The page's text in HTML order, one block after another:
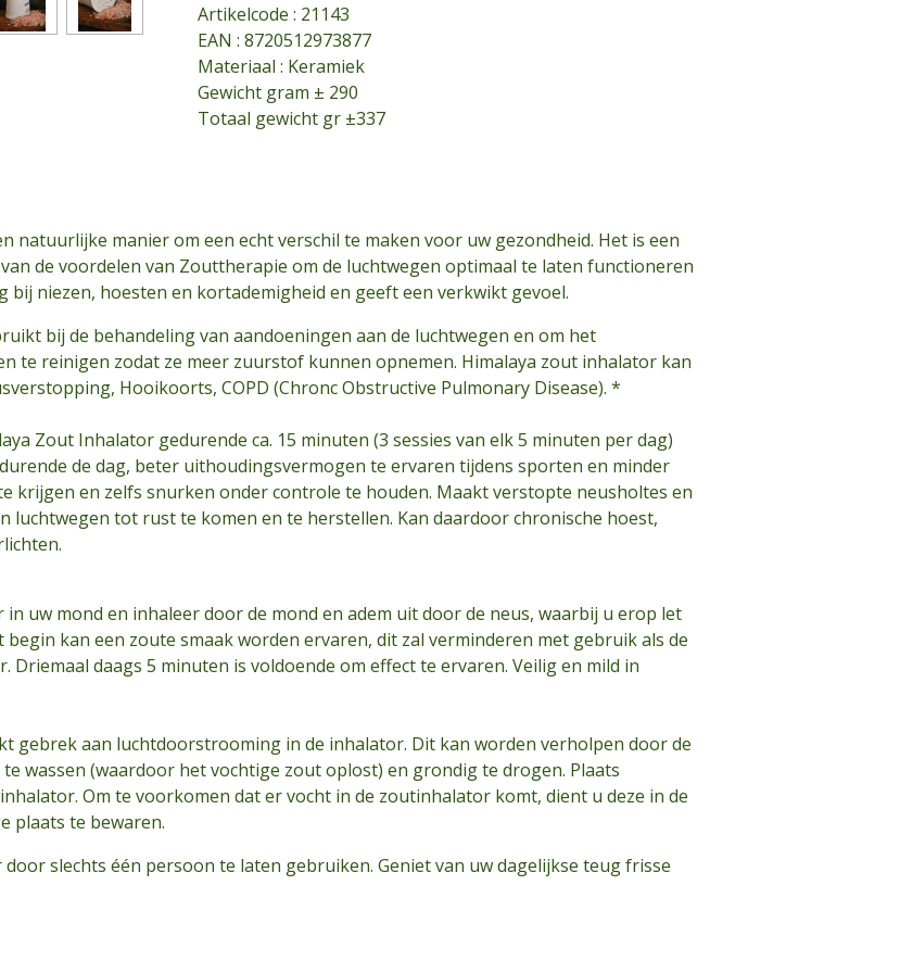
Artikelcode : 21143
EAN : 8720512973877
Materiaal : Keramiek
Gewicht gram ± 290
Totaal gewicht gr ±337
natuurlijke manier om een echt verschil te maken voor uw gezondheid. Het is een
de voordelen van Zouttherapie om de luchtwegen optimaal te laten functioneren
bij niezen, hoesten en kortademigheid en geeft een verkwikt gevoel.
bij de behandeling van aandoeningen aan de luchtwegen en om het
te reinigen zodat ze meer zuurstof kunnen opnemen. Himalaya zout inhalator kan
Hooikoorts, COPD (Chronc Obstructive Pulmonary Disease). *
Zout Inhalator gedurende ca. 15 minuten (3 sessies van elk 5 minuten per dag)
de dag, beter uithoudingsvermogen te ervaren tijdens sporten en minder
krijgen en zelfs snurken onder controle te houden. Maakt verstopte neusholtes en
tot rust te komen en te herstellen. Kan daardoor chronische hoest,
in uw mond en inhaleer door de mond en adem uit door de neus, waarbij u erop let
kan een zoute smaak worden ervaren, dit zal verminderen met gebruik als de
daags 5 minuten is voldoende om effect te ervaren. Veilig en mild in
gebrek aan luchtdoorstrooming in de inhalator. Dit kan worden verholpen door de
wassen (waardoor het vochtige zout oplost) en grondig te drogen. Plaats
Om te voorkomen dat er vocht in de zoutinhalator komt, dient u deze in de
plaats te bewaren.
slechts één persoon te laten gebruiken. Geniet van uw dagelijkse teug frisse